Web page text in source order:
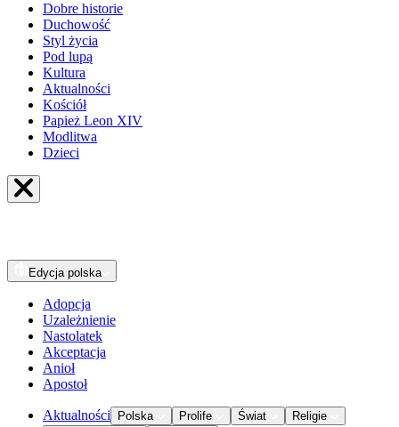
Dobre historie
Duchowość
Styl życia
Pod lupą
Kultura
Aktualności
Kościół
Papież Leon XIV
Modlitwa
Dzieci
Edycja polska
Adopcja
Uzależnienie
Nastolatek
Akceptacja
Anioł
Apostoł
Aktualności Polska Prolife Świat
Religie